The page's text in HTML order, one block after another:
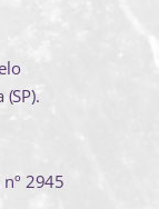
nº 2945